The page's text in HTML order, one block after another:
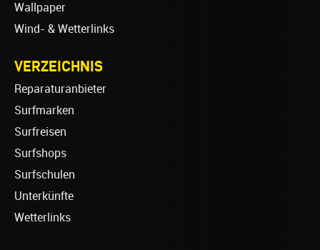
Wallpaper
Wind- & Wetterlinks
VERZEICHNIS
Reparaturanbieter
Surfmarken
Surfreisen
Surfshops
Surfschulen
Unterkünfte
Wetterlinks